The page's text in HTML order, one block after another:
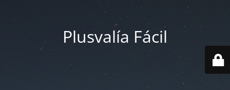
Plusvalía Fácil